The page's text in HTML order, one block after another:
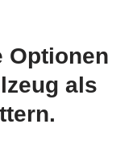
Optionen
als